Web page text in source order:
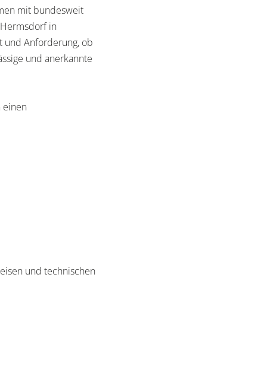
mit bundesweit
in
und Anforderung, ob
und anerkannte
einen
und technischen